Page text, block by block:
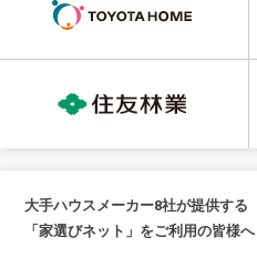
大手ハウスメーカー8社が提供する
「家選びネット」をご利用の皆様へ